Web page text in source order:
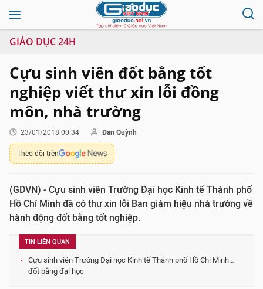
GIÁO DỤC 24H
Cựu sinh viên đốt bằng tốt
nghiệp viết thư xin lỗi đồng
môn, nhà trường
23/01/2018 00:34 Đan Quỳnh
Theo dõi trên
(GDVN) - Cựu sinh viên Trường Đại học Kinh tế Thành phố
Hồ Chí Minh đã có thư xin lỗi Ban giám hiệu nhà trường về
hành động đốt bằng tốt nghiệp.
TIN LIÊN QUAN
Cựu sinh viên Trường Đại học Kinh tế Thành phố Hồ Chí Minh…
đốt bằng đại học